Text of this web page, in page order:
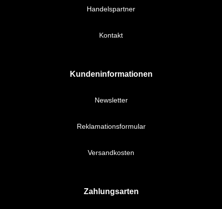
Handelspartner
Kontakt
Kundeninformationen
Newsletter
Reklamationsformular
Versandkosten
Zahlungsarten